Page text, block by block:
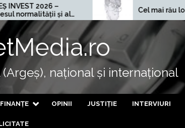
–
și al
Cel mai rău loc din lume
național și internațional
OPINII JUSTIȚIE INTERVIURI